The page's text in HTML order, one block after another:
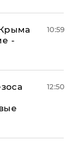
-
10:59
12:50